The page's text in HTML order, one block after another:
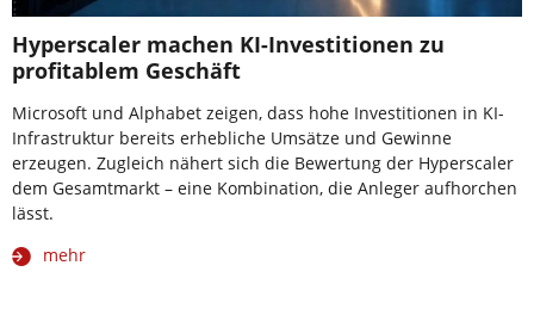
Hyperscaler machen KI-Investitionen zu
profitablem Geschäft
Microsoft und Alphabet zeigen, dass hohe Investitionen in KI-
Infrastruktur bereits erhebliche Umsätze und Gewinne
erzeugen. Zugleich nähert sich die Bewertung der Hyperscaler
dem Gesamtmarkt – eine Kombination, die Anleger aufhorchen
lässt.
mehr